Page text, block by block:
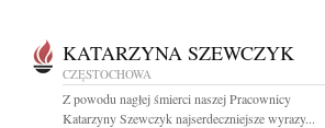
KATARZYNA SZEWCZYK
CZĘSTOCHOWA
Z powodu nagłej śmierci naszej Pracownicy
Katarzyny Szewczyk najserdeczniejsze wyrazy...